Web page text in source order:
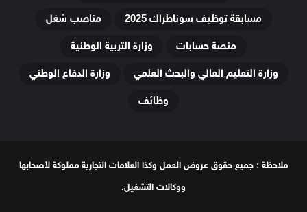
مسابقة توظيف سوناطراك 2025
مناصب شغل
منصة حسابات
وزارة التربية الوطنية
وزارة التعليم العالي والبحث العلمي
وزارة الدفاع الوطني
وظائف
ملاحظة : جميع حقوق عروض العمل وكذا العلامات التجارية مملوكة لأصحابها
ووكالات التشغيل.